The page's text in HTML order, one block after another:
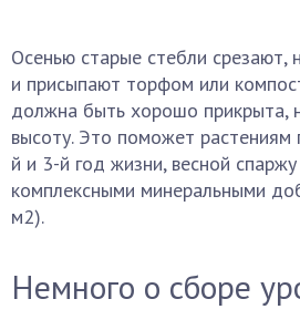
Осенью старые стебли срезают,
и присыпают торфом или
должна быть хорошо прикрыта,
высоту. Это поможет растениям
й и 3-й год жизни, весной
комплексными минеральными
м2).
Немного о сборе